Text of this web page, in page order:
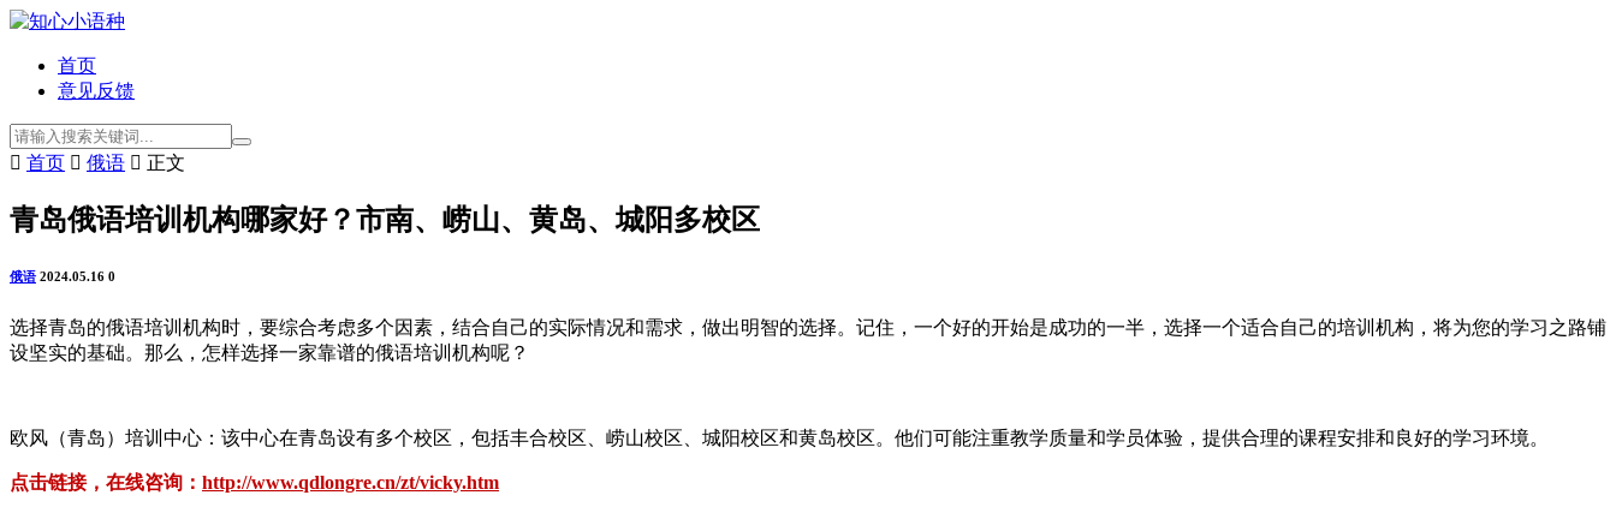
首页
意见反馈
 首页  俄语  正文
青岛俄语培训机构哪家好？市南、崂山、黄岛、城阳多校区
俄语 2024.05.16 0
选择青岛的俄语培训机构时，要综合考虑多个因素，结合自己的实际情况和需求，做出明智的选择。记住，一个好的开始是成功的一半，选择一个适合自己的培训机构，将为您的学习之路铺
设坚实的基础。那么，怎样选择一家靠谱的俄语培训机构呢？
欧风（青岛）培训中心：该中心在青岛设有多个校区，包括丰合校区、崂山校区、城阳校区和黄岛校区。他们可能注重教学质量和学员体验，提供合理的课程安排和良好的学习环境。
点击链接，在线咨询： http://www.qdlongre.cn/zt/vicky.htm